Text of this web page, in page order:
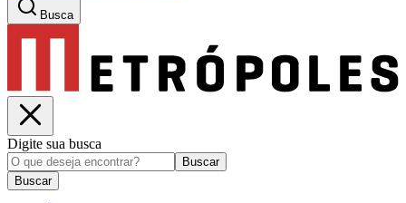
Busca
Digite sua busca
Buscar
Buscar